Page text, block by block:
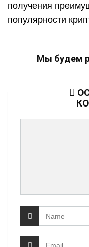
получения
популярности
Мы будем